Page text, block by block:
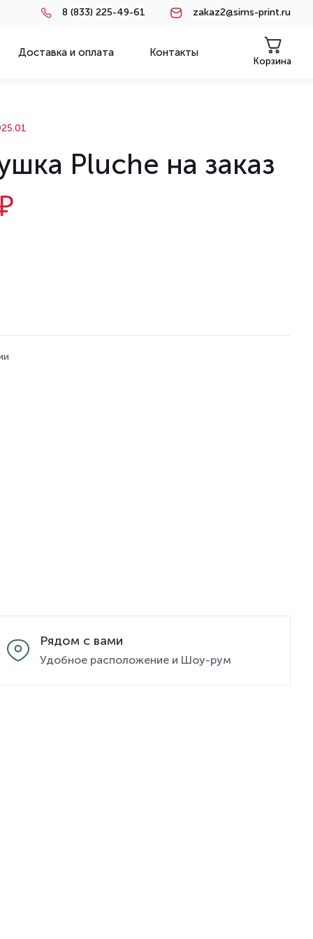
8 (833) 225-49-61 zakaz2@sims-print.ru
Доставка и оплата Контакты
Корзина
Pluche на заказ
Рядом с вами
Удобное расположение и Шоу-рум